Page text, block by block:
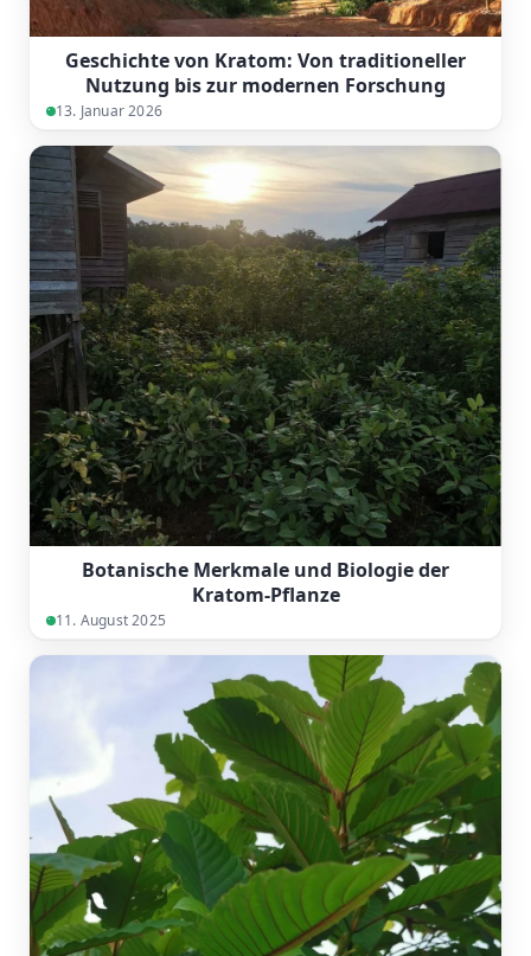
Geschichte von Kratom: Von traditioneller
Nutzung bis zur modernen Forschung
13. Januar 2026
Botanische Merkmale und Biologie der
Kratom-Pflanze
11. August 2025